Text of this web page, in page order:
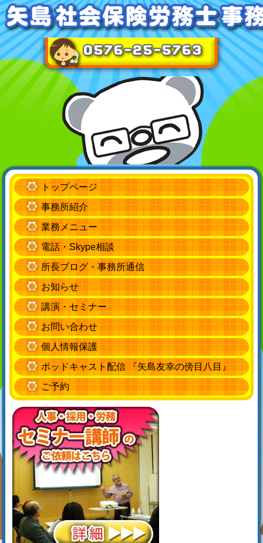
トップページ
事務所紹介
業務メニュー
電話・Skype相談
所長ブログ・事務所通信
お知らせ
講演・セミナー
お問い合わせ
個人情報保護
ポッドキャスト配信 『矢島友幸の傍目八目』
ご予約